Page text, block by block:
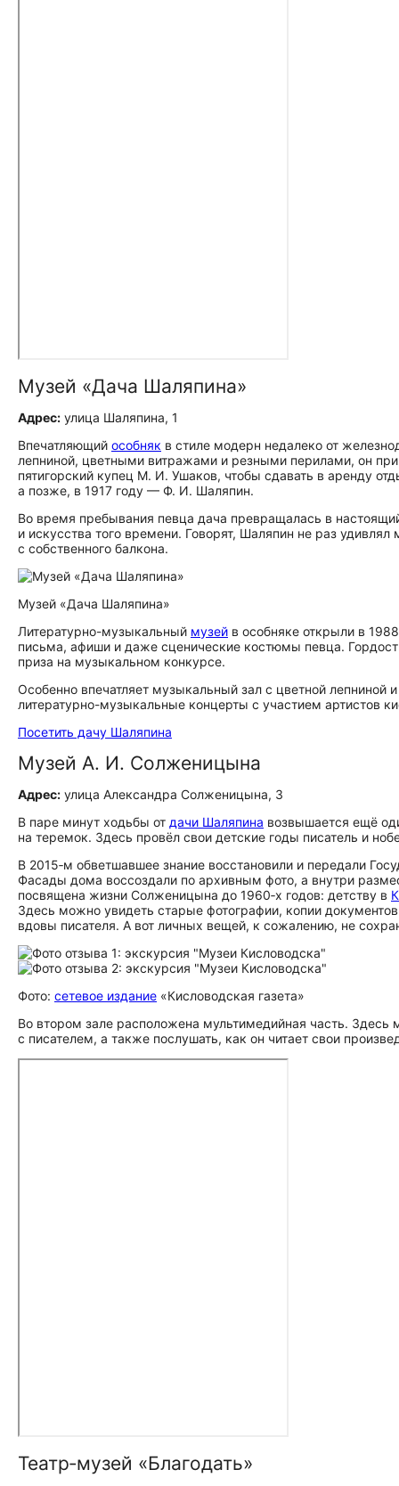
Музей «Дача Шаляпина»
Адрес: улица Шаляпина, 1
Впечатляющий особняк в стиле модерн недалеко от
лепниной, цветными витражами и резными перилами, он
пятигорский купец М. И. Ушаков, чтобы сдавать в аренду
а позже, в 1917 году — Ф. И. Шаляпин.
Во время пребывания певца дача превращалась в
и искусства того времени. Говорят, Шаляпин не раз
с собственного балкона.
Музей «Дача Шаляпина»
Литературно-музыкальный музей в особняке открыли в
письма, афиши и даже сценические костюмы певца.
приза на музыкальном конкурсе.
Особенно впечатляет музыкальный зал с цветной
литературно-музыкальные концерты с участием артистов
Посетить дачу Шаляпина
Музей А. И. Солженицына
Адрес: улица Александра Солженицына, 3
В паре минут ходьбы от дачи Шаляпина возвышается ещё
на теремок. Здесь провёл свои детские годы писатель и
В 2015‑м обветшавшее знание восстановили и передали
Фасады дома воссоздали по архивным фото, а внутри
посвящена жизни Солженицына до 1960‑х годов: детству в
Здесь можно увидеть старые фотографии, копии
вдовы писателя. А вот личных вещей, к сожалению, не
Фото: сетевое издание «Кисловодская газета»
Во втором зале расположена мультимедийная часть.
с писателем, а также послушать, как он читает свои
Театр‑музей «Благодать»